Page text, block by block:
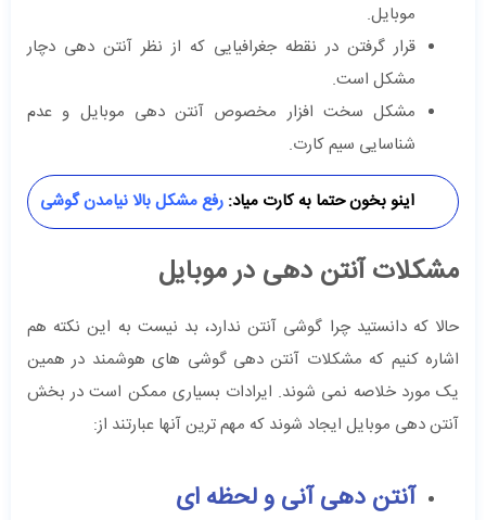
موبایل.
قرار گرفتن در نقطه جغرافیایی که از نظر آنتن دهی دچار
مشکل است.
مشکل سخت افزار مخصوص آنتن دهی موبایل و عدم
شناسایی سیم کارت.
اینو بخون حتما به کارت میاد: رفع مشکل بالا نیامدن گوشی
مشکلات آنتن دهی در موبایل
حالا که دانستید چرا گوشی آنتن ندارد، بد نیست به این نکته هم
اشاره کنیم که مشکلات آنتن دهی گوشی های هوشمند در همین
یک مورد خلاصه نمی شوند. ایرادات بسیاری ممکن است در بخش
آنتن دهی موبایل ایجاد شوند که مهم ترین آنها عبارتند از:
آنتن دهی آنی و لحظه ای